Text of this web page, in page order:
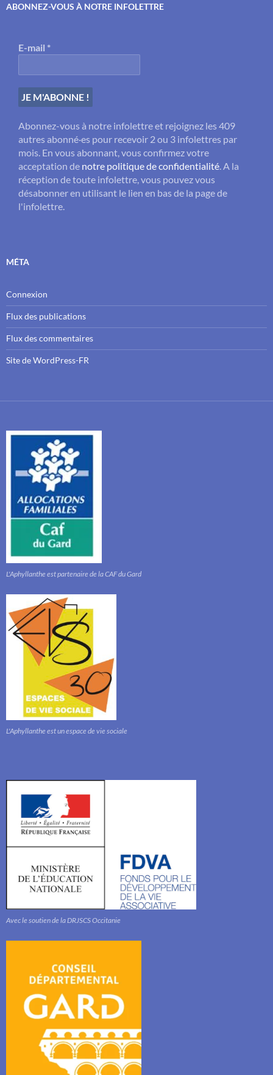
ABONNEZ-VOUS À NOTRE INFOLETTRE
E-mail *
Abonnez-vous à notre infolettre et rejoignez les 409
autres abonné·es pour recevoir 2 ou 3 infolettres par
mois. En vous abonnant, vous confirmez votre
acceptation de notre politique de confidentialité. A la
réception de toute infolettre, vous pouvez vous
désabonner en utilisant le lien en bas de la page de
l'infolettre.
MÉTA
Connexion
Flux des publications
Flux des commentaires
Site de WordPress-FR
L'Aphyllanthe est partenaire de la CAF du Gard
L'Aphyllanthe est un espace de vie sociale
Avec le soutien de la DRJSCS Occitanie